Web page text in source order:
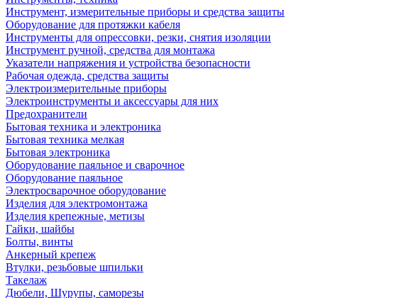
Инструмент, измерительные приборы и средства защиты
Оборудование для протяжки кабеля
Инструменты для опрессовки, резки, снятия изоляции
Инструмент ручной, средства для монтажа
Указатели напряжения и устройства безопасности
Рабочая одежда, средства защиты
Электроизмерительные приборы
Электроинструменты и аксессуары для них
Предохранители
Бытовая техника и электроника
Бытовая техника мелкая
Бытовая электроника
Оборудование паяльное и сварочное
Оборудование паяльное
Электросварочное оборудование
Изделия для электромонтажа
Изделия крепежные, метизы
Гайки, шайбы
Болты, винты
Анкерный крепеж
Втулки, резьбовые шпильки
Такелаж
Дюбели, Шурупы, саморезы